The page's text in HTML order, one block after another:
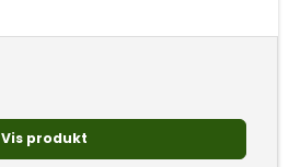
Vis produkt